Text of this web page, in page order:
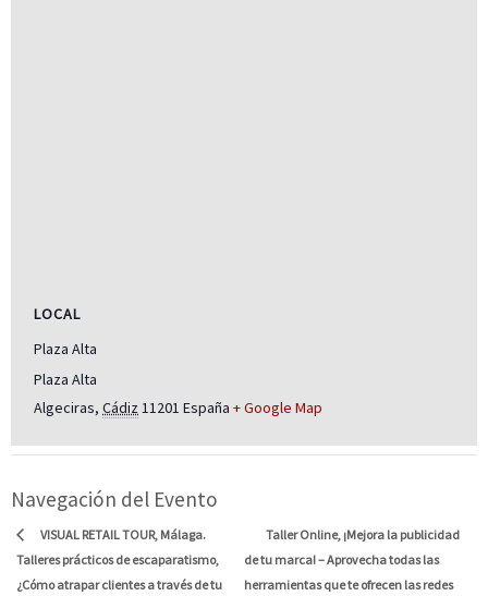
LOCAL
Plaza Alta
Plaza Alta
Algeciras, Cádiz11201 España + Google Map
Navegación del Evento
VISUAL RETAIL TOUR, Málaga.
Talleres prácticos de escaparatismo,
¿Cómo atrapar clientes a través de tu
Taller Online, ¡Mejora la publicidad
de tu marca! – Aprovecha todas las
herramientas que te ofrecen las redes